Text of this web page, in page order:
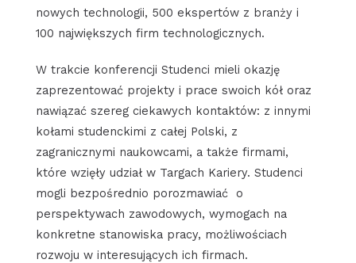
nowych technologii, 500 ekspertów z branży i
100 największych firm technologicznych.
W trakcie konferencji Studenci mieli okazję
zaprezentować projekty i prace swoich kół oraz
nawiązać szereg ciekawych kontaktów: z innymi
kołami studenckimi z całej Polski, z
zagranicznymi naukowcami, a także firmami,
które wzięły udział w Targach Kariery. Studenci
mogli bezpośrednio porozmawiać o
perspektywach zawodowych, wymogach na
konkretne stanowiska pracy, możliwościach
rozwoju w interesujących ich firmach.